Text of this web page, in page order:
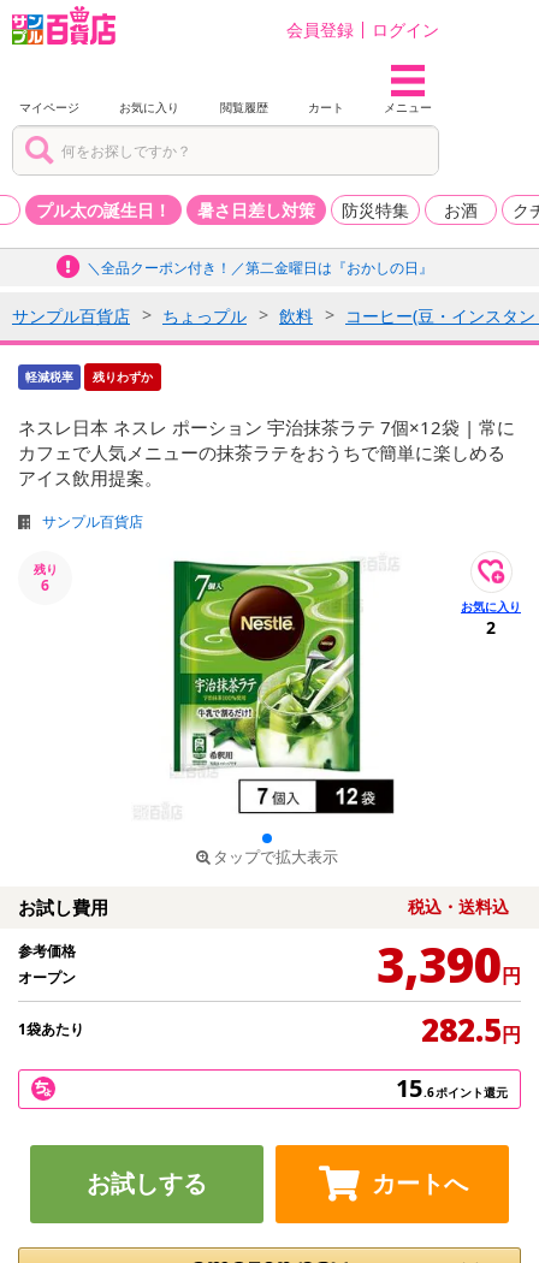
会員登録 ログイン
マイページ お気に入り 閲覧履歴 カート メニュー
プル太の誕生日！ 暑さ日差し対策 防災特集 お酒 ク
＼全品クーポン付き！／第二金曜日は『おかしの日』
サンプル百貨店 ちょっプル 飲料 コーヒー(豆・インスタ
軽減税率 残りわずか
ネスレ日本 ネスレ ポーション 宇治抹茶ラテ 7個×12袋 | 常に
カフェで人気メニューの抹茶ラテをおうちで簡単に楽しめる
アイス飲用提案。
サンプル百貨店
残り
6
タップで拡大表示
2
お試し費用 税込・送料込
参考価格
オープン
3,390円
1袋あたり 282.5円
15.6ポイント還元
お試しする カートへ